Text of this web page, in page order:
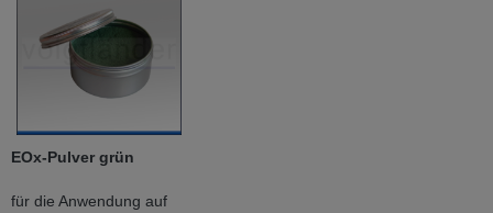
EOx-Pulver grün
für die Anwendung auf